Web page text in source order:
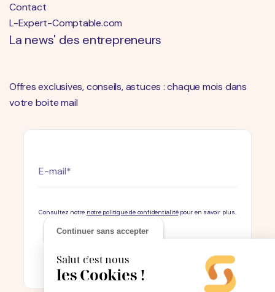
Continuer sans accepter
Salut c'est nous
les Cookies !
Contact
L-Expert-Comptable.com
La news' des entrepreneurs
Offres exclusives, conseils, astuces : chaque mois dans
votre boite mail
Consultez notre notre politique de confidentialitépour en savoir plus.